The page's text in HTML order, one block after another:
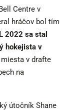
Centre v
hráčov bol tím
2022 sa stal
hokejista v
v drafte
na
útočník Shane